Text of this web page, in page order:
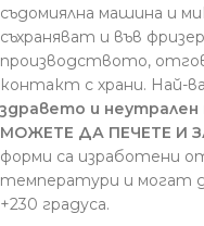
съдомиялна машина и
съхраняват и във
производството,
контакт с храни. Най-
здравето и неутрален
МОЖЕТЕ ДА ПЕЧЕТЕ И
форми са изработени
температури и могат
+230 градуса.